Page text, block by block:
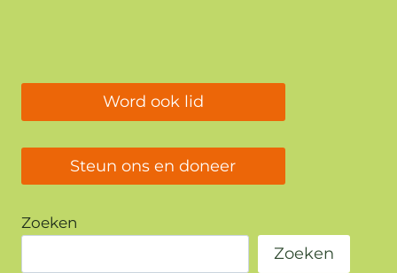
Word ook lid
Steun ons en doneer
Zoeken
Zoeken